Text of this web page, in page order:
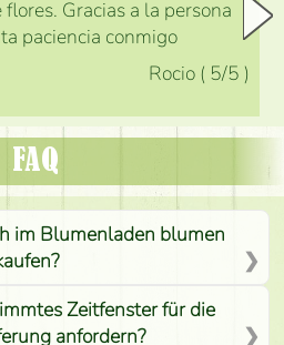
Gracias a la persona
paciencia conmigo
Rocio ( 5/5 )
FAQ
im Blumenladen blumen
Zeitfenster für die
anfordern?